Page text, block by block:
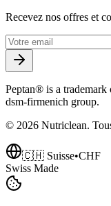
Recevez nos offres et
Peptan® is a
dsm-firmenich group.
© 2026 Nutriclean.
🇨🇭 Suisse•CHF
Swiss Made